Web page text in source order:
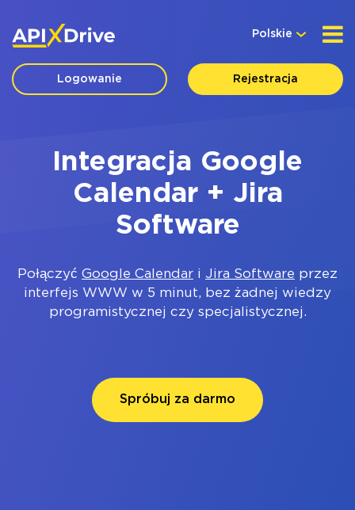
Polskie
Logowanie Rejestracja
Integracja Google
Calendar + Jira
Software
Połączyć Google Calendar i Jira Software przez
interfejs WWW w 5 minut, bez żadnej wiedzy
programistycznej czy specjalistycznej.
Spróbuj za darmo